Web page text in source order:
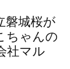
磐城桜が
ちゃんの
社マル